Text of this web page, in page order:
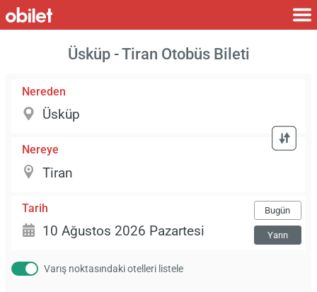
Üsküp - Tiran Otobüs Bileti
Nereden
Nereye
Tarih Bugün
Yarın
Varış noktasındaki otelleri listele